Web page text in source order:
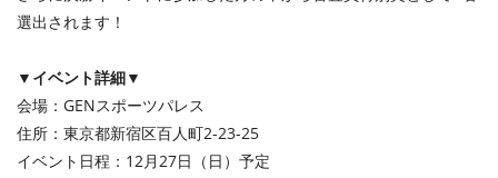
選出されます！
▼イベント詳細▼
会場：GENスポーツパレス
住所：東京都新宿区百人町2-23-25
イベント日程：12月27日（日）予定